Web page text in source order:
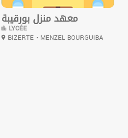
معهد منزل بورقيبة
LYCÉE
BIZERTE • MENZEL BOURGUIBA